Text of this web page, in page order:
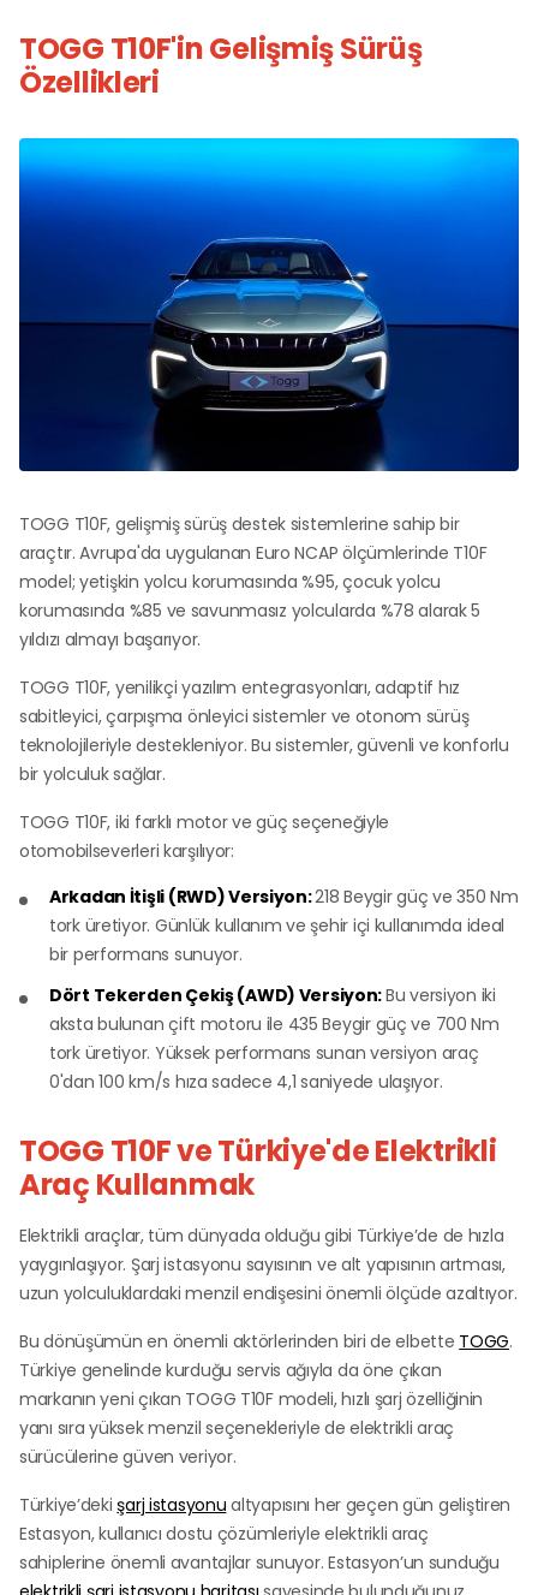
TOGG T10F'in Gelişmiş Sürüş
Özellikleri
TOGG T10F, gelişmiş sürüş destek sistemlerine sahip bir
araçtır. Avrupa'da uygulanan Euro NCAP ölçümlerinde T10F
model; yetişkin yolcu korumasında %95, çocuk yolcu
korumasında %85 ve savunmasız yolcularda %78 alarak 5
yıldızı almayı başarıyor.
TOGG T10F, yenilikçi yazılım entegrasyonları, adaptif hız
sabitleyici, çarpışma önleyici sistemler ve otonom sürüş
teknolojileriyle destekleniyor. Bu sistemler, güvenli ve konforlu
bir yolculuk sağlar.
TOGG T10F, iki farklı motor ve güç seçeneğiyle
otomobilseverleri karşılıyor:
Arkadan İtişli (RWD) Versiyon:218 Beygir güç ve 350 Nm
tork üretiyor. Günlük kullanım ve şehir içi kullanımda ideal
bir performans sunuyor.
Dört Tekerden Çekiş (AWD) Versiyon:Bu versiyon iki
aksta bulunan çift motoru ile 435 Beygir güç ve 700 Nm
tork üretiyor. Yüksek performans sunan versiyon araç
0'dan 100 km/s hıza sadece 4,1 saniyede ulaşıyor.
TOGG T10F ve Türkiye'de Elektrikli
Araç Kullanmak
Elektrikli araçlar, tüm dünyada olduğu gibi Türkiye’de de hızla
yaygınlaşıyor. Şarj istasyonu sayısının ve alt yapısının artması,
uzun yolculuklardaki menzil endişesini önemli ölçüde azaltıyor.
Bu dönüşümün en önemli aktörlerinden biri de elbette TOGG.
Türkiye genelinde kurduğu servis ağıyla da öne çıkan
markanın yeni çıkan TOGG T10F modeli, hızlı şarj özelliğinin
yanı sıra yüksek menzil seçenekleriyle de elektrikli araç
sürücülerine güven veriyor.
Türkiye’dekişarj istasyonu altyapısını her geçen gün geliştiren
Estasyon, kullanıcı dostu çözümleriyle elektrikli araç
sahiplerine önemli avantajlar sunuyor. Estasyon’un sunduğu